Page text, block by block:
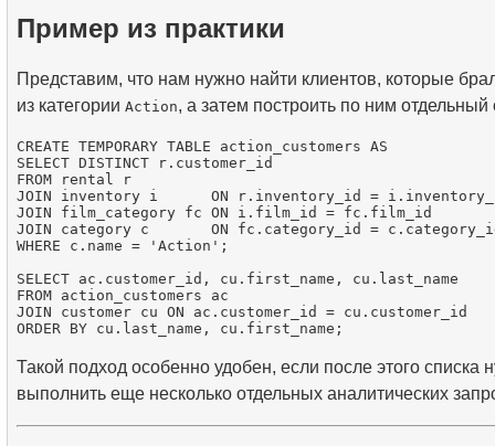
Пример из практики
Представим, что нам нужно найти клиентов, которые
из категории Action, а затем построить по ним отдельный
CREATE TEMPORARY TABLE action_customers AS
SELECT DISTINCT r.customer_id
FROM rental r
JOIN inventory i      ON r.inventory_id =
JOIN film_category fc ON i.film_id = fc.film_id
JOIN category c       ON fc.category_id =
WHERE c.name = 'Action';
SELECT ac.customer_id, cu.first_name, cu.last_name
FROM action_customers ac
JOIN customer cu ON ac.customer_id = cu.customer_id
Такой подход особенно удобен, если после этого списка
выполнить еще несколько отдельных аналитических